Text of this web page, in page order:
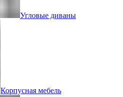
Угловые диваны
Корпусная мебель